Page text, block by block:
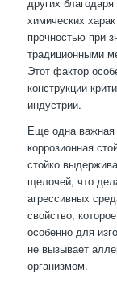
химических
прочностью при
традиционными
Этот фактор
конструкции
индустрии.
Еще одна важная
коррозионная
стойко
щелочей, что
агрессивных
свойство,
особенно для
не вызывает
организмом.